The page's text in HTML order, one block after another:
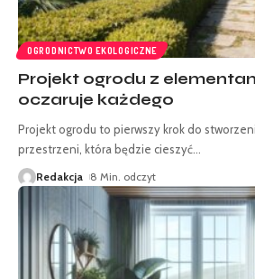
OGRODNICTWO EKOLOGICZNE
Projekt ogrodu z
oczaruje każdego
Projekt ogrodu to pierwszy krok do
przestrzeni, która będzie cieszyć
Redakcja 8 Min. odczyt